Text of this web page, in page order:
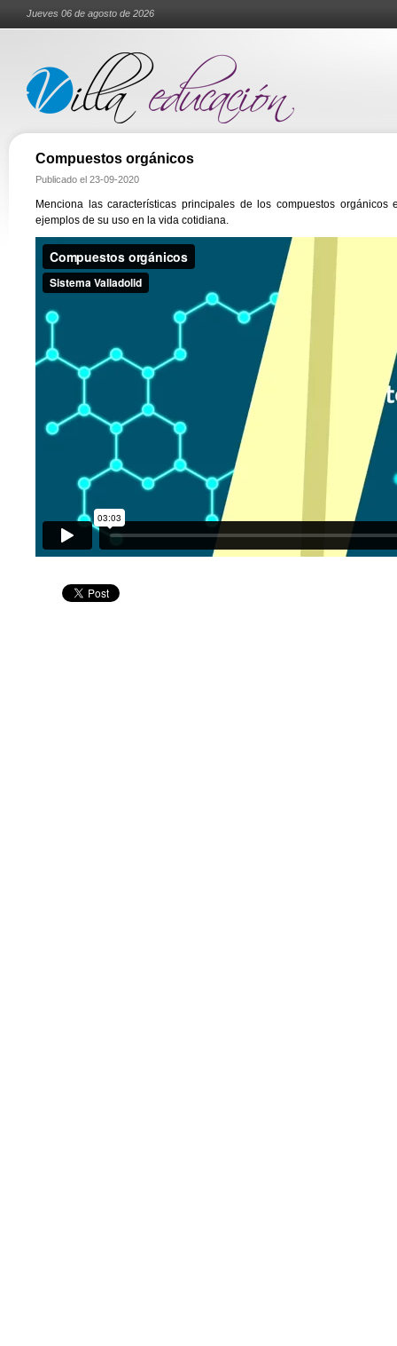
Jueves 06 de agosto de 2026
Compuestos orgánicos
Publicado el 23-09-2020
Menciona las características principales de los compuestos
ejemplos de su uso en la vida cotidiana.